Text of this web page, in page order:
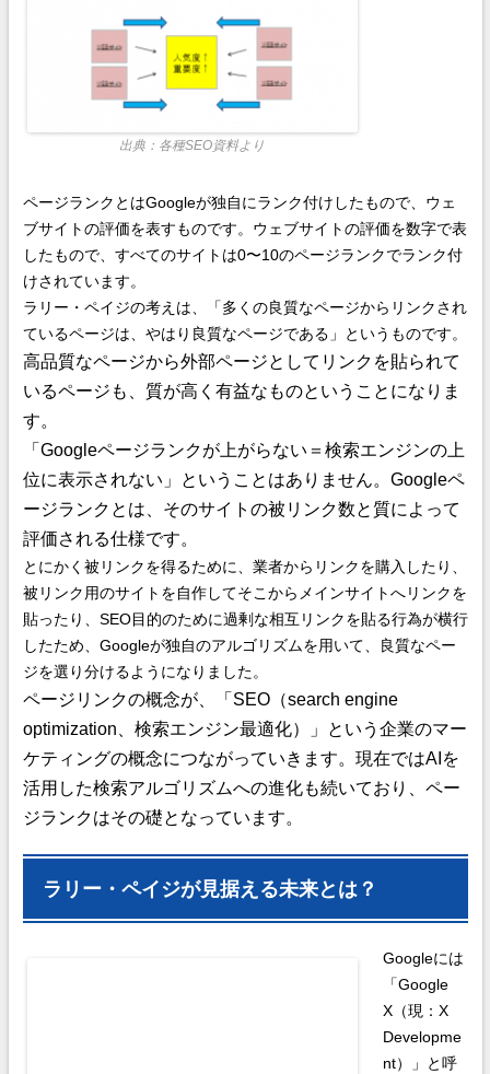
出典：各種SEO資料より
ページランクとはGoogleが独自にランク付けしたもので、ウェ
ブサイトの評価を表すものです。ウェブサイトの評価を数字で表
したもので、すべてのサイトは0〜10のページランクでランク付
けされています。
ラリー・ペイジの考えは、「多くの良質なページからリンクされ
ているページは、やはり良質なページである」というものです。
高品質なページから外部ページとしてリンクを貼られて
いるページも、質が高く有益なものということになりま
す。
「Googleページランクが上がらない＝検索エンジンの上
位に表示されない」ということはありません。 Googleペ
ージランクとは、そのサイトの被リンク数と質によって
評価される仕様です。
とにかく被リンクを得るために、業者からリンクを購入したり、
被リンク用のサイトを自作してそこからメインサイトへリンクを
貼ったり、SEO目的のために過剰な相互リンクを貼る行為が横行
したため、Googleが独自のアルゴリズムを用いて、良質なペー
ジを選り分けるようになりました。
ページリンクの概念が、「SEO（search engine
optimization、検索エンジン最適化）」という企業のマー
ケティングの概念につながっていきます。現在ではAIを
活用した検索アルゴリズムへの進化も続いており、ペー
ジランクはその礎となっています。
ラリー・ペイジが見据える未来とは？
Googleには
「Google
X（現：X
Developme
nt）」と呼